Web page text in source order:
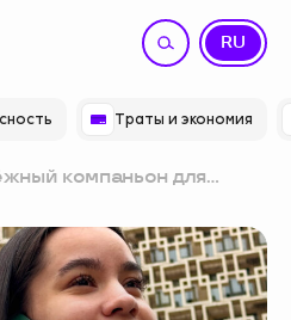
Траты и экономия
RU
UZ
компаньон для
honor x7c